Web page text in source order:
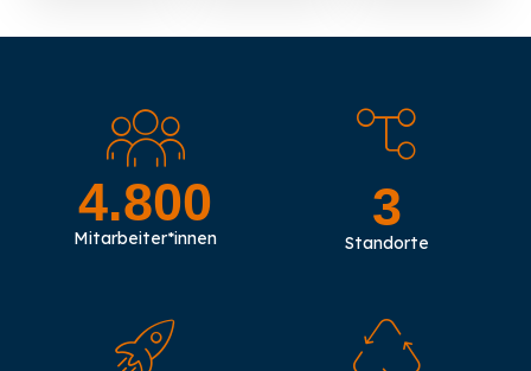
Mitarbeiter*innen
4.800
Standorte
3